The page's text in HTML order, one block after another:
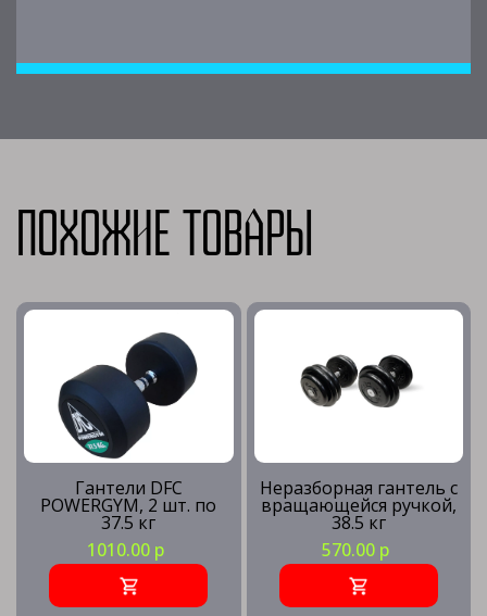
Похожие товары
Гантели DFC
POWERGYM, 2 шт. по
37.5 кг
1010.00 р
Неразборная гантель c
вращающейся ручкой,
38.5 кг
570.00 р